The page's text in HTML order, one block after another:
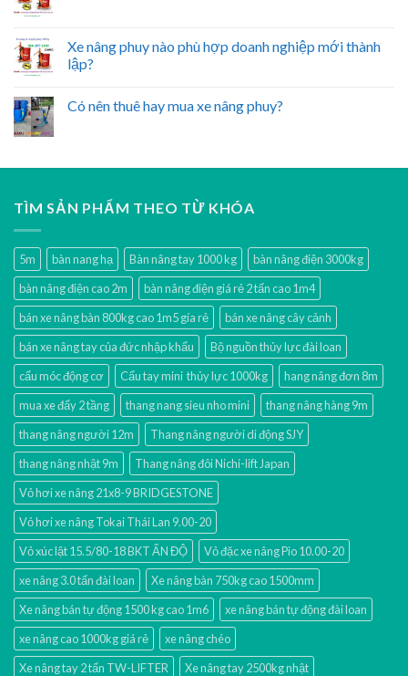
Xe nâng phuy nào phù hợp doanh nghiệp mới thành
lập?
Có nên thuê hay mua xe nâng phuy?
TÌM SẢN PHẨM THEO TỪ KHÓA
5m bàn nang hạ Bàn nâng tay 1000 kg
bàn nâng điện 3000kg
bàn nâng điện cao 2m
bàn nâng điện giá rẻ 2 tấn cao 1m4
bán xe nâng bàn 800kg cao 1m5 gía rẻ
bán xe nâng cây cảnh
bán xe nâng tay của đức nhập khẩu
Bộ nguồn thủy lực đài loan
cẩu móc động cơ
Cẩu tay mini thủy lực 1000kg
hang nâng đơn 8m
mua xe đẩy 2 tầng
thang nang sieu nho mini
thang nâng hàng 9m
thang nâng người 12m
Thang nâng người di động SJY
thang nâng nhật 9m
Thang nâng đôi Nichi-lift Japan
Vỏ hơi xe nâng 21x8-9 BRIDGESTONE
Vỏ hơi xe nâng Tokai Thái Lan 9.00-20
Vỏ xúc lật 15.5/80-18 BKT ẤN ĐỘ
Vỏ đặc xe nâng Pio 10.00-20
xe nâng 3.0 tấn đài loan
Xe nâng bàn 750kg cao 1500mm
Xe nâng bán tự động 1500 kg cao 1m6
xe nâng bán tự động đài loan
xe nâng cao 1000kg giá rẻ
xe nâng chéo
Xe nâng tay 2 tấn TW-LIFTER
Xe nâng tay 2500kg nhật